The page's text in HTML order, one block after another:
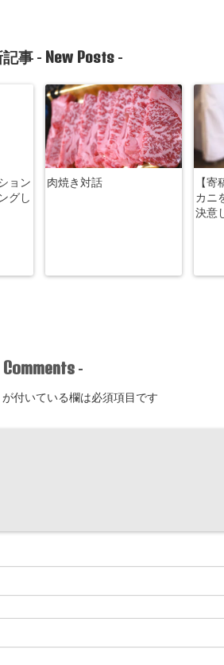
事 - New Posts -
ョン
グし
肉焼き対話
【
カニ
決意
Comments -
が付いている欄は必須項目です